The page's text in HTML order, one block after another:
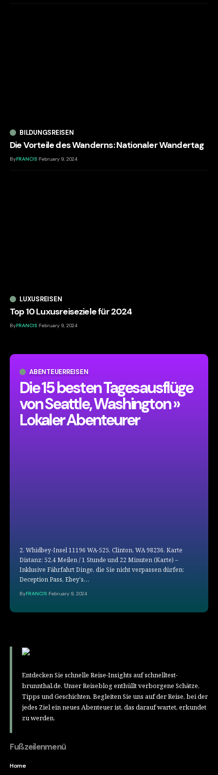
ABENTEUERREISEN
Die 15 besten Tagesausflüge
von Seattle, Washington »
Lokaler Abenteurer
2. Whidbey-Insel 11196 WA-525, Clinton, WA 98236, Karte
Distanz: 52,4 Meilen / 1 Stunde und 22 Minuten (Karte) –
Inklusive Fährfahrt Dinge, die Sie nicht verpassen dürfen:
Deception Pass, Ebey's…
ByFRANCIS February 9, 2024
BILDUNGSREISEN
Die Vorteile des Wanderns: Nationaler Wandertag
ByFRANCIS February 9, 2024
LUXUSREISEN
Top 10 Luxusreiseziele für 2024
ByFRANCIS February 9, 2024
Entdecken Sie schnelle Reise-Insights auf schnelltest-
brunnthal.de. Unser Reiseblog enthüllt verborgene Schätze,
Tipps und Geschichten. Begleiten Sie uns auf der Reise, bei der
jedes Ziel ein neues Abenteuer ist, das darauf wartet, erkundet
zu werden.
Fußzeilenmenü
Home